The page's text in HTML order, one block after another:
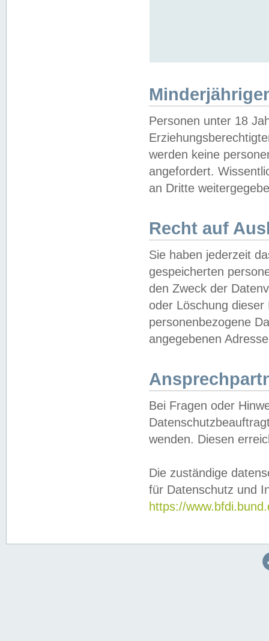
Personen unter 18
werden keine
angefordert.
an Dritte
Recht auf
Sie haben jederzeit
gespeicherten
den Zweck der
oder Löschung
personenbezogene
angegebenen
Bei Fragen oder
wenden. Diesen
Die zuständige
für Datenschutz und
https://